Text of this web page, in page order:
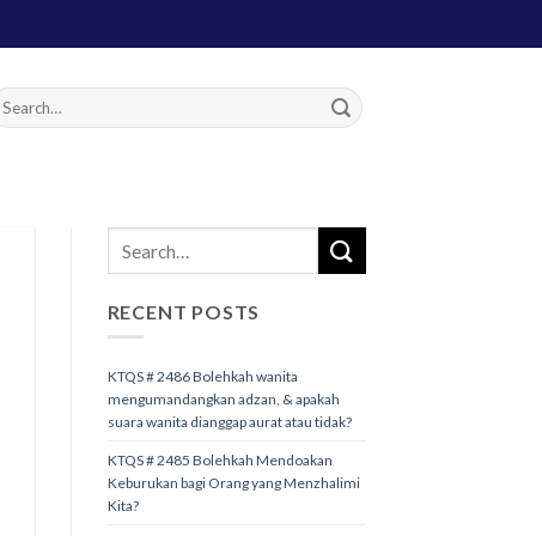
RECENT POSTS
KTQS # 2486 Bolehkah wanita
mengumandangkan adzan, & apakah
suara wanita dianggap aurat atau tidak?
KTQS # 2485 Bolehkah Mendoakan
Keburukan bagi Orang yang Menzhalimi
Kita?